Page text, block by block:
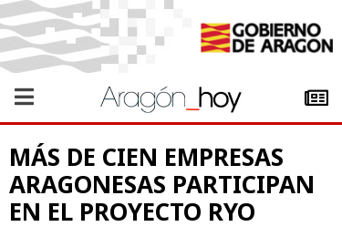
MÁS DE CIEN EMPRESAS
ARAGONESAS PARTICIPAN
EN EL PROYECTO RYO